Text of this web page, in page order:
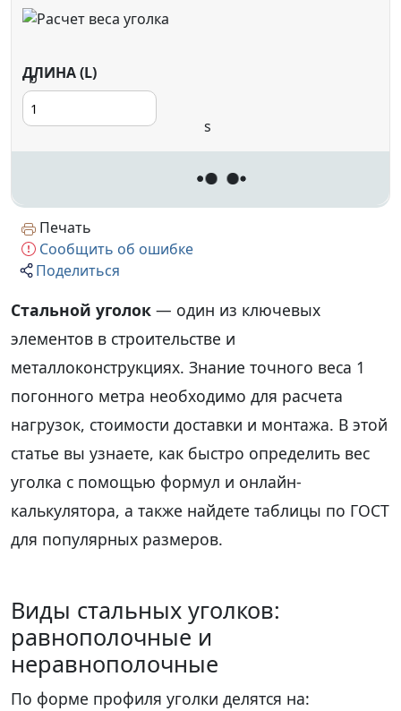
a
b
s
ДЛИНА (L)
Печать
Сообщить об ошибке
Поделиться
Стальной уголок — один из ключевых
элементов в строительстве и
металлоконструкциях. Знание точного веса 1
погонного метра необходимо для расчета
нагрузок, стоимости доставки и монтажа. В этой
статье вы узнаете, как быстро определить вес
уголка с помощью формул и онлайн-
калькулятора, а также найдете таблицы по ГОСТ
для популярных размеров.
Виды стальных уголков:
равнополочные и
неравнополочные
По форме профиля уголки делятся на: